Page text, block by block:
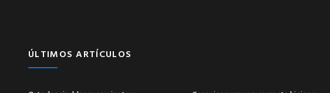
ÚLTIMOS ARTÍCULOS